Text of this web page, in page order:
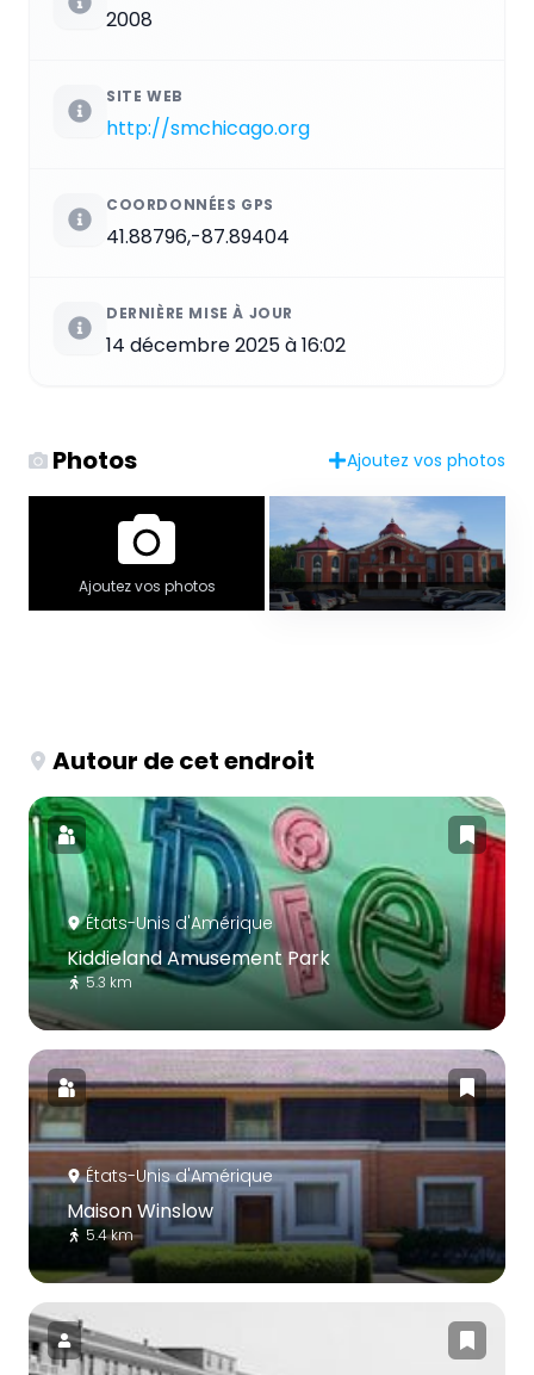
2008
SITE WEB
http://smchicago.org
COORDONNÉES GPS
41.88796,-87.89404
DERNIÈRE MISE À JOUR
14 décembre 2025 à 16:02
Photos Ajoutez vos photos
Ajoutez vos photos
Autour de cet endroit
États-Unis d'Amérique
Kiddieland Amusement Park
5.3 km
États-Unis d'Amérique
Maison Winslow
5.4 km